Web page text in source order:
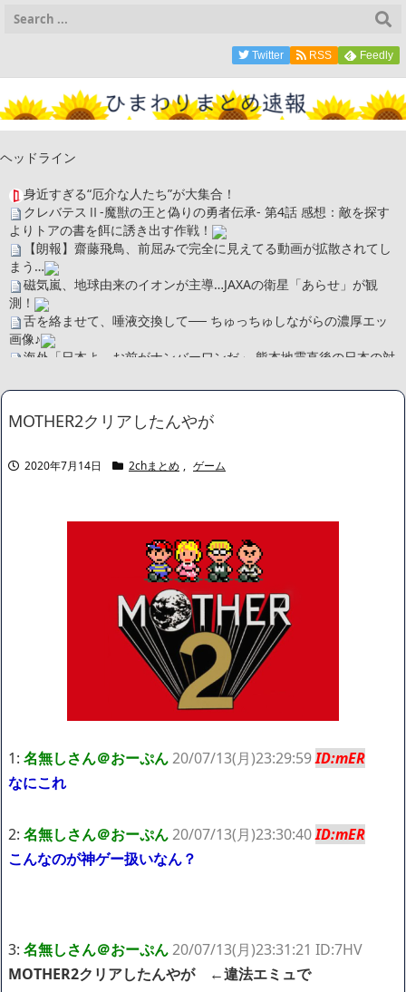
Twitter RSS Feedly
ヘッドライン
身近すぎる“厄介な人たち”が大集合！
クレバテスⅡ-魔獣の王と偽りの勇者伝承- 第4話 感想：敵を探す
よりトアの書を餌に誘き出す作戦！
【朗報】齋藤飛鳥、前屈みで完全に見えてる動画が拡散されてし
まう…
磁気嵐、地球由来のイオンが主導…JAXAの衛星「あらせ」が観
測！
舌を絡ませて、唾液交換して── ちゅっちゅしながらの濃厚エッ
画像♪
海外「日本よ、お前がナンバーワンだ」 熊本地震直後の日本の対
広末涼子さん、正気に戻ってしまい絶望する・・・「アカン、キ
ャリアがすべて終わった」
【悲報】サウナブーム終了のお知らせ 5年で｢ととのう客｣4割減
「ワンピース」、あと5年で終わりたい宣言から5年が経過してし
【画像】さくまあきら「桃鉄の赤マスは実際に行ってみてクソだ
【愕然】ワイ「豚バラ220gカリッカリになるまで焼いて重さ調べ
たろww(2割3割減ったら御の字やろなあww)」→結
果・・・・・・・・・・・・・・・・・・・
【悲報】ジェネリック医薬品、4割が承認書と異なる製造だった
ことが発覚「衝撃的な数字だ」
【速報】楽天グループ、減損損失約160億円と約700億円の繰延税
【悲報】読売新聞、「避難所の自販機が壊されて窃盗された」と
いうデマ記事をこっそり削除してしまう
SM風俗嬢ワイ、なんでも答えるが質問ある？
Powered by livedoor 相互RSS
【マンガ】バラシ屋トシヤの漫画セレクション
ショートスリーパー堀大輔さん、生配信で「寝たほうがいんじゃ
ないですか？」というコメントにブチギレ！ガチで怖すぎると話題
に・・・NEW!
ｗｗｗ
NEW!
【画像】思わず保存したくなる「笑える画像・最高な画像」貼っ
ていけｗｗｗｗｗNEW!
MOTHER2クリアしたんやが
2020年7月14日 2chまとめ , ゲーム
1: 名無しさん＠おーぷん20/07/13(月)23:29:59ID:mER
なにこれ
2: 名無しさん＠おーぷん20/07/13(月)23:30:40ID:mER
こんなのが神ゲー扱いなん？
3: 名無しさん＠おーぷん20/07/13(月)23:31:21 ID:7HV
MOTHER2クリアしたんやが ←違法エミュで